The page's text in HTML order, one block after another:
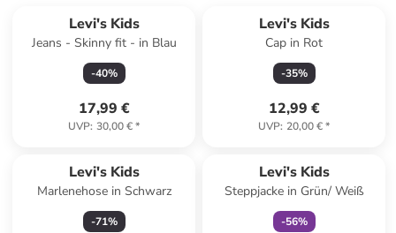
Levi's Kids
Jeans - Skinny fit - in Blau
-40%
17,99 €
UVP: 30,00 €*
Levi's Kids
Cap in Rot
-35%
12,99 €
UVP: 20,00 €*
Levi's Kids
Marlenehose in Schwarz
-71%
Levi's Kids
Steppjacke in Grün/ Weiß
-56%